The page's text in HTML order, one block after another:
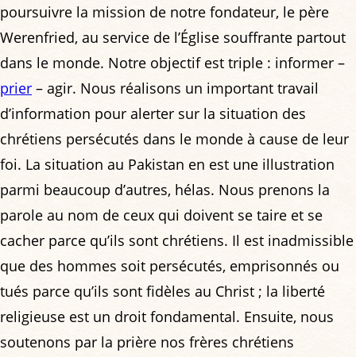
poursuivre la mission de notre fondateur, le père
Werenfried, au service de l’Église souffrante partout
dans le monde. Notre objectif est triple : informer –
prier – agir. Nous réalisons un important travail
d’information pour alerter sur la situation des
chrétiens persécutés dans le monde à cause de leur
foi. La situation au Pakistan en est une illustration
parmi beaucoup d’autres, hélas. Nous prenons la
parole au nom de ceux qui doivent se taire et se
cacher parce qu’ils sont chrétiens. Il est inadmissible
que des hommes soit persécutés, emprisonnés ou
tués parce qu’ils sont fidèles au Christ ; la liberté
religieuse est un droit fondamental. Ensuite, nous
soutenons par la prière nos frères chrétiens